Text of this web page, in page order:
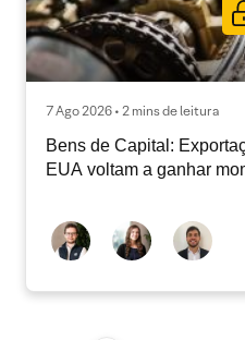
7 Ago 2026 • 2 mins de leitura
Bens de Capital:
EUA voltam a ganhar